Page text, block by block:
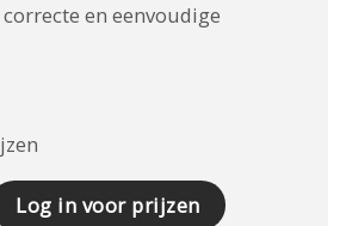
en eenvoudige
VOOR BELT GUIDE ROLLER 3302
Log in voor prijzen